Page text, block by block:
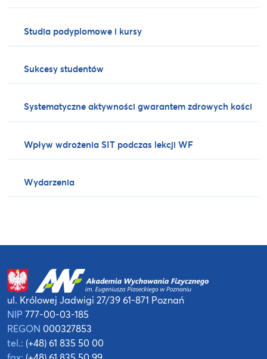
Studia podyplomowe i kursy
Sukcesy studentów
Systematyczne aktywności gwarantem zdrowych kości
Wpływ wdrożenia SIT podczas lekcji WF
Wydarzenia
ul. Królowej Jadwigi 27/3961-871 Poznań
NIP 777-00-03-185
REGON 000327853
tel.: (+48) 61 835 50 00